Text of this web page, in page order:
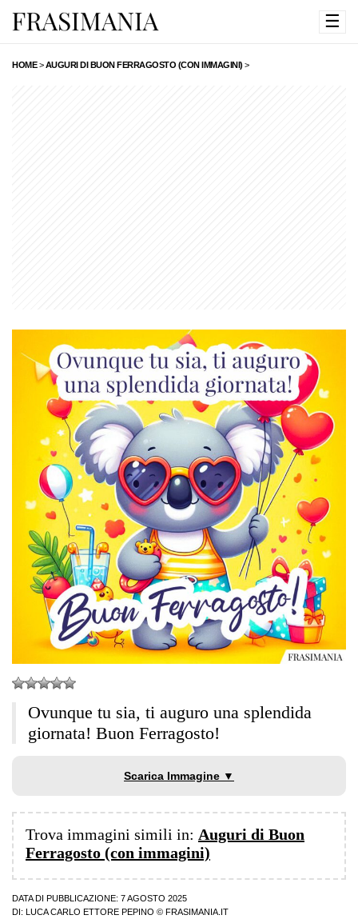
☰
HOME>AUGURI DI BUON FERRAGOSTO (CON IMMAGINI) >
Ovunque tu sia, ti auguro una splendida
giornata! Buon Ferragosto!
Scarica Immagine ▼
Trova immagini simili in: Auguri di Buon
Ferragosto (con immagini)
DATA DI PUBBLICAZIONE: 7 AGOSTO 2025
DI:
LUCA CARLO ETTORE PEPINO © FRASIMANIA.IT